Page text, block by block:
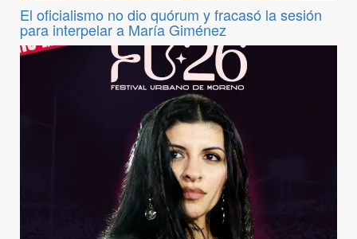
El oficialismo no dio quórum y fracasó la sesión
para interpelar a María Giménez